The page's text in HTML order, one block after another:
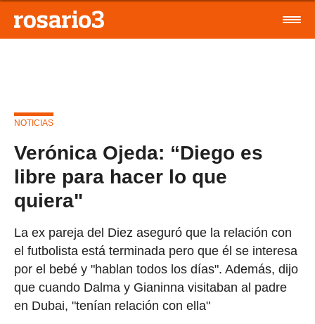
NOTICIAS
Verónica Ojeda: “Diego es
libre para hacer lo que
quiera"
La ex pareja del Diez aseguró que la relación con
el futbolista está terminada pero que él se interesa
por el bebé y "hablan todos los días". Además, dijo
que cuando Dalma y Gianinna visitaban al padre
en Dubai, "tenían relación con ella"